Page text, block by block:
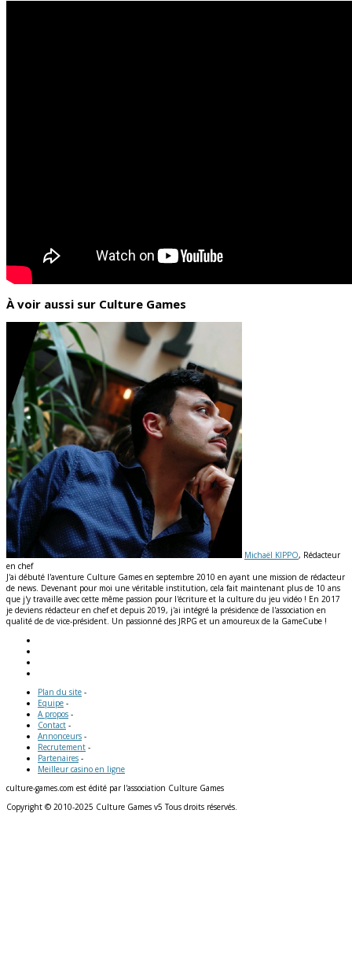
À voir aussi sur Culture Games
Michaël KIPPO, Rédacteur
en chef
J'ai débuté l'aventure Culture Games en septembre 2010 en ayant une mission de rédacteur
de news. Devenant pour moi une véritable institution, cela fait maintenant plus de 10 ans
que j'y travaille avec cette même passion pour l'écriture et la culture du jeu vidéo ! En 2017
je deviens rédacteur en chef et depuis 2019, j'ai intégré la présidence de l'association en
qualité de de vice-président. Un passionné des JRPG et un amoureux de la GameCube !
Plan du site -
Equipe -
A propos -
Contact -
Annonceurs -
Recrutement -
Partenaires -
Meilleur casino en ligne
culture-games.com est édité par l'association Culture Games
Copyright © 2010-2025 Culture Games v5 Tous droits réservés.